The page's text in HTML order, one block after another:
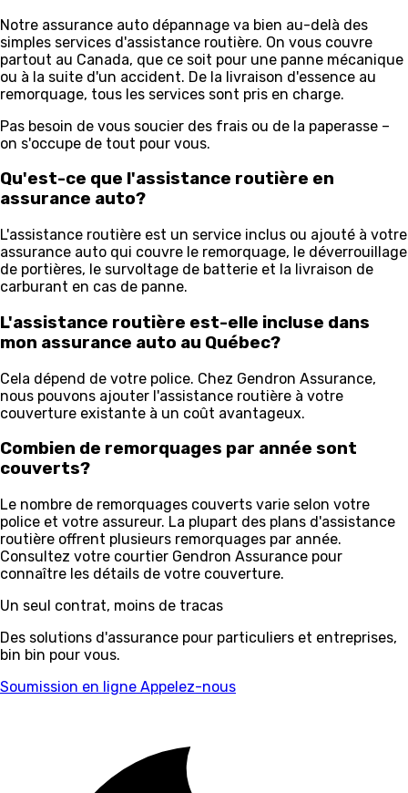
Notre assurance auto dépannage va bien au-delà des
simples services d'assistance routière. On vous couvre
partout au Canada, que ce soit pour une panne mécanique
ou à la suite d'un accident. De la livraison d'essence au
remorquage, tous les services sont pris en charge.
Pas besoin de vous soucier des frais ou de la paperasse –
on s'occupe de tout pour vous.
Qu'est-ce que l'assistance routière en
assurance auto?
L'assistance routière est un service inclus ou ajouté à votre
assurance auto qui couvre le remorquage, le déverrouillage
de portières, le survoltage de batterie et la livraison de
carburant en cas de panne.
L'assistance routière est-elle incluse dans
mon assurance auto au Québec?
Cela dépend de votre police. Chez Gendron Assurance,
nous pouvons ajouter l'assistance routière à votre
couverture existante à un coût avantageux.
Combien de remorquages par année sont
couverts?
Le nombre de remorquages couverts varie selon votre
police et votre assureur. La plupart des plans d'assistance
routière offrent plusieurs remorquages par année.
Consultez votre courtier Gendron Assurance pour
connaître les détails de votre couverture.
Un seul contrat, moins de tracas
Des solutions d'assurance pour particuliers et entreprises,
bin bin pour vous.
Soumission en ligne Appelez-nous